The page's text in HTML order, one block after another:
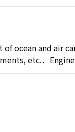
ocean and air
etc.、